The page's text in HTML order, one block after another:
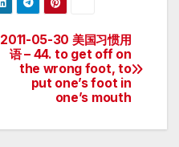
2011-05-30 美国习惯用
语 – 44. to get off on
the wrong foot, to
put one’s foot in
one’s mouth